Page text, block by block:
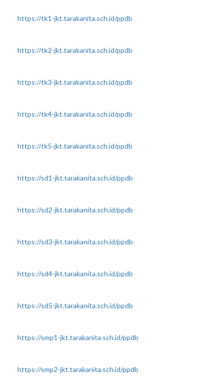
https://tk1-jkt.tarakanita.sch.id/ppdb
https://tk2-jkt.tarakanita.sch.id/ppdb
https://tk3-jkt.tarakanita.sch.id/ppdb
https://tk4-jkt.tarakanita.sch.id/ppdb
https://tk5-jkt.tarakanita.sch.id/ppdb
https://sd1-jkt.tarakanita.sch.id/ppdb
https://sd2-jkt.tarakanita.sch.id/ppdb
https://sd3-jkt.tarakanita.sch.id/ppdb
https://sd4-jkt.tarakanita.sch.id/ppdb
https://sd5-jkt.tarakanita.sch.id/ppdb
https://smp1-jkt.tarakanita.sch.id/ppdb
https://smp2-jkt.tarakanita.sch.id/ppdb